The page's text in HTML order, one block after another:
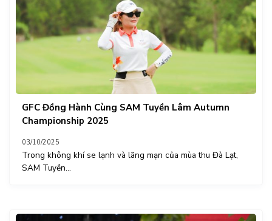
GFC Đồng Hành Cùng SAM Tuyền Lâm Autumn
Championship 2025
03/10/2025
Trong không khí se lạnh và lãng mạn của mùa thu Đà Lạt,
SAM Tuyền...